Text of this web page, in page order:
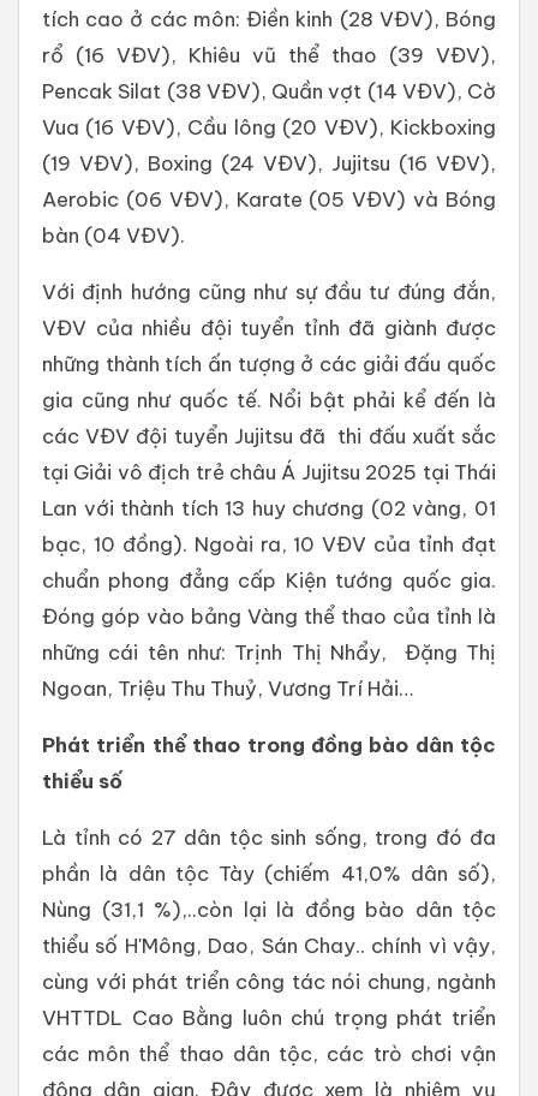
tích cao ở các môn: Điền kinh (28 VĐV), Bóng
rổ (16 VĐV), Khiêu vũ thể thao (39 VĐV),
Pencak Silat (38 VĐV), Quần vợt (14 VĐV), Cờ
Vua (16 VĐV), Cầu lông (20 VĐV), Kickboxing
(19 VĐV), Boxing (24 VĐV), Jujitsu (16 VĐV),
Aerobic (06 VĐV), Karate (05 VĐV) và Bóng
bàn (04 VĐV).
Với định hướng cũng như sự đầu tư đúng đắn,
VĐV của nhiều đội tuyển tỉnh đã giành được
những thành tích ấn tượng ở các giải đấu quốc
gia cũng như quốc tế. Nổi bật phải kể đến là
các VĐV đội tuyển Jujitsu đã thi đấu xuất sắc
tại Giải vô địch trẻ châu Á Jujitsu 2025 tại Thái
Lan với thành tích 13 huy chương (02 vàng, 01
bạc, 10 đồng). Ngoài ra, 10 VĐV của tỉnh đạt
chuẩn phong đẳng cấp Kiện tướng quốc gia.
Đóng góp vào bảng Vàng thể thao của tỉnh là
những cái tên như: Trịnh Thị Nhẩy,
Đặng Thị
Ngoan, Triệu Thu Thuỷ, Vương Trí Hải…
Phát triển thể thao trong đồng bào dân tộc
thiểu số
Là tỉnh có 27 dân tộc sinh sống, trong đó đa
phần là dân tộc Tày (chiếm 41,0% dân số),
Nùng (31,1 %),..còn lại là đồng bào dân tộc
thiểu số H'Mông, Dao, Sán Chay.. chính vì vậy,
cùng với phát triển công tác nói chung, ngành
VHTTDL Cao Bằng luôn chú trọng phát triển
các môn thể thao dân tộc, các trò chơi vận
động dân gian. Đây được xem là nhiệm vụ